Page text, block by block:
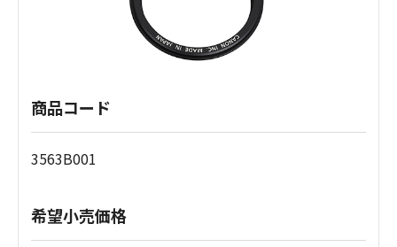
商品コード
3563B001
希望小売価格